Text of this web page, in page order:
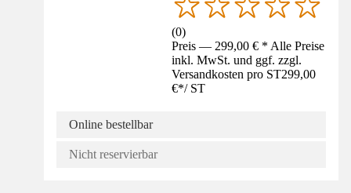
(0)
Preis — 299,00 € * Alle Preise
inkl. MwSt. und ggf. zzgl.
Versandkosten pro ST299,00
€*/ ST
Online bestellbar
Nicht reservierbar